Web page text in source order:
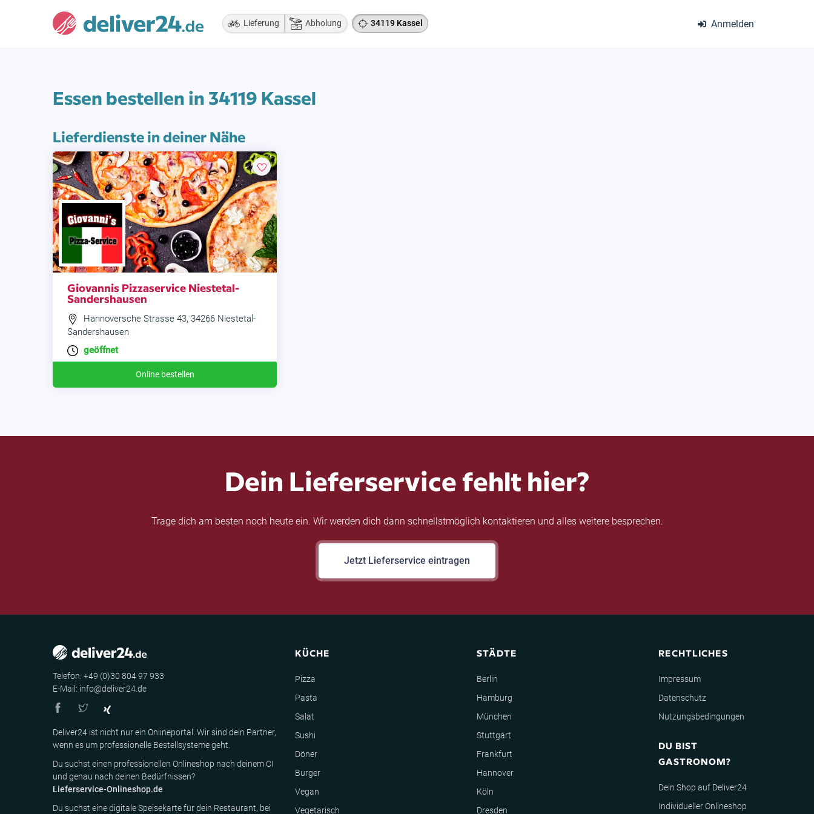
Anmelden
Lieferung Abholung 34119 Kassel
Essen bestellen in 34119 Kassel
Lieferdienste in deiner Nähe
Giovannis Pizzaservice Niestetal-
Sandershausen
Hannoversche Strasse 43, 34266 Niestetal-
Sandershausen
geöffnet
Online bestellen
Dein Lieferservice fehlt hier?
Trage dich am besten noch heute ein. Wir werden dich dann schnellstmöglich kontaktieren und alles weitere besprechen.
Jetzt Lieferservice eintragen
Telefon: +49 (0)30 804 97 933
E-Mail: info@deliver24.de
Deliver24 ist nicht nur ein Onlineportal. Wir sind dein Partner,
wenn es um professionelle Bestellsysteme geht.
Du suchst einen professionellen Onlineshop nach deinem CI
und genau nach deinen Bedürfnissen?
Lieferservice-Onlineshop.de
Du suchst eine digitale Speisekarte für dein Restaurant, bei
KÜCHE
Pizza
Pasta
Salat
Sushi
Döner
Burger
Vegan
Vegetarisch
STÄDTE
Berlin
Hamburg
München
Stuttgart
Frankfurt
Hannover
Köln
Dresden
RECHTLICHES
Impressum
Datenschutz
Nutzungsbedingungen
DU BIST
GASTRONOM?
Dein Shop auf Deliver24
Individueller Onlineshop